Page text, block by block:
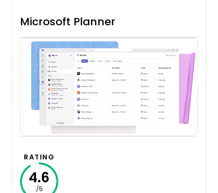
Microsoft Planner
RATING
4.6
/5